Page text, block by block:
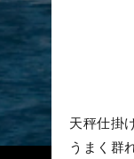
天秤仕掛
うまく群